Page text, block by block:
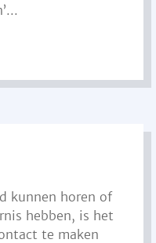
kunnen horen of
hebben, is het
te maken